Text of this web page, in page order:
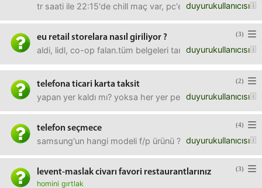
duyurukullanıcısı
tr saati ile 22:15'de chill maç var, pc'e karşı.atlayın gelin
(3)
eu retail storelara nasıl giriliyor ?
duyurukullanıcısı
aldi, lidl, co-op falan.tüm belgeleri tam olan hatta zaten
(2)
telefona ticari karta taksit
duyurukullanıcısı
yapan yer kaldı mı? yoksa her yer peşin mi?
(4)
telefon seçmece
duyurukullanıcısı
samsung'un hangi modeli f/p ürünü ?
(3)
levent-maslak civarı favori restaurantlarınız
homini gırtlak